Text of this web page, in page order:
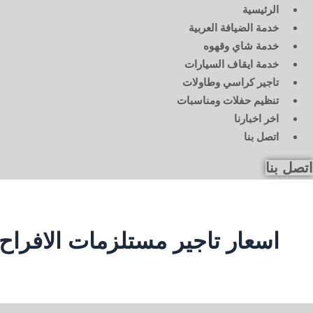
الرئيسية
خدمة الضيافة العربية
خدمة شاي وقهوه
خدمة ايقاف السيارات
تاجير كراسي وطاولات
تنظيم حفلات ومناسبات
اخر اخبارنا
اتصل بنا
اتصل بنا
اسعار تاجير مستلزمات